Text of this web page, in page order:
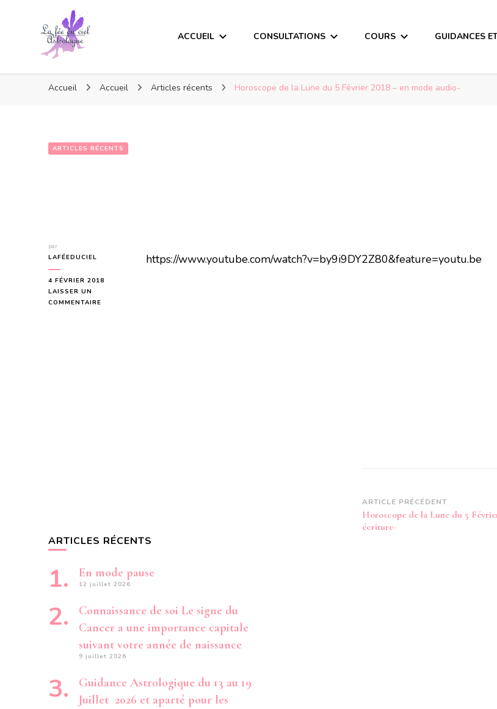
ACCUEIL CONSULTATIONS COURS GUIDANCES
Accueil Accueil Articles récents Horoscope de la Lune du 5 Février 2018 – en mode audio-
ARTICLES RÉCENTS
par
LAFÉEDUCIEL
4 FÉVRIER 2018
LAISSER UN
COMMENTAIRE
https://www.youtube.com/watch?v=by9i9DY2Z80&feature=youtu.be
Navigation
d’article
ARTICLE PRÉCÉDENT
Horoscope de la Lune du 5
écriture-
ARTICLES RÉCENTS
En mode pause
12 juillet 2026
Connaissance de soi Le signe du
Cancer a une importance capitale
suivant votre année de naissance
9 juillet 2026
Guidance Astrologique du 13 au 19
Juillet 2026 et aparté pour les